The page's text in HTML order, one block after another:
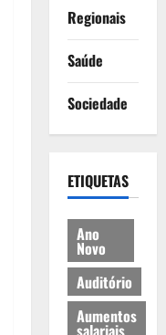
Regionais
Saúde
Sociedade
ETIQUETAS
Ano
Novo
Auditório
Aumentos
salariais